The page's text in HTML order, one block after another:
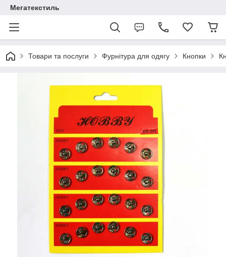
Мегатекстиль
Товари та послуги Фурнітура для одягу Кнопки